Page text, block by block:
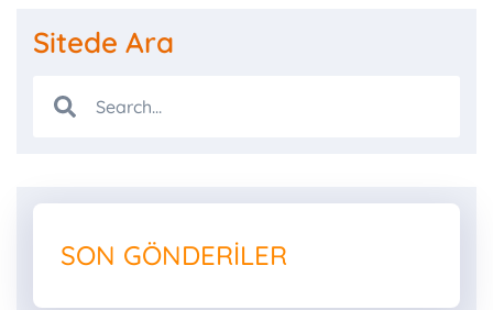
Sitede Ara
SON GÖNDERILER